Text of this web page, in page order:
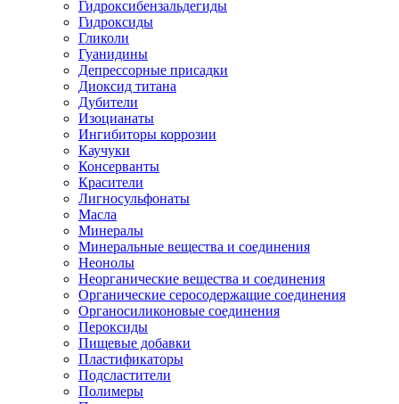
Гидроксибензальдегиды
Гидроксиды
Гликоли
Гуанидины
Депрессорные присадки
Диоксид титана
Дубители
Изоцианаты
Ингибиторы коррозии
Каучуки
Консерванты
Красители
Лигносульфонаты
Масла
Минералы
Минеральные вещества и соединения
Неонолы
Неорганические вещества и соединения
Органические серосодержащие соединения
Органосиликоновые соединения
Пероксиды
Пищевые добавки
Пластификаторы
Подсластители
Полимеры